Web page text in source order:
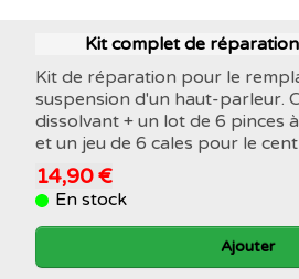
Kit complet de
Kit de réparation pour le
suspension d'un haut-parleur.
dissolvant + un lot de 6 pinces
et un jeu de 6 cales pour le
14,90 €
En stock
Ajouter